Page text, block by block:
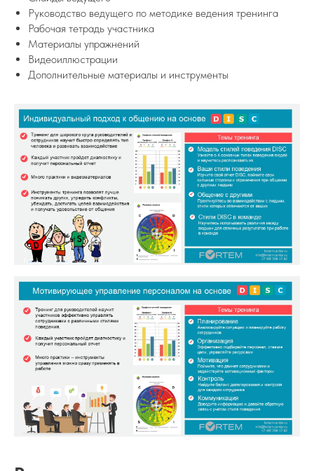
Руководство ведущего по методике ведения тренинга
Рабочая тетрадь участника
Материалы упражнений
Видеоиллюстрации
Дополнительные материалы и инструменты